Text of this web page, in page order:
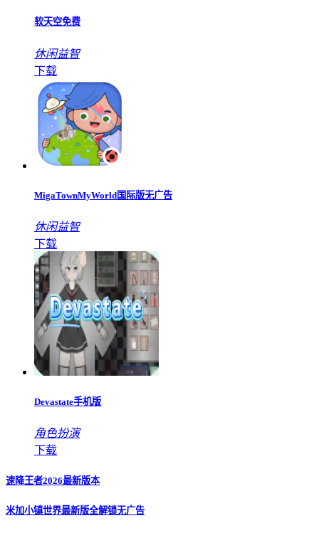
软天空免费
休闲益智
下载
MigaTownMyWorld国际版无广告
休闲益智
下载
Devastate手机版
角色扮演
下载
速降王者2026最新版本
米加小镇世界最新版全解锁无广告